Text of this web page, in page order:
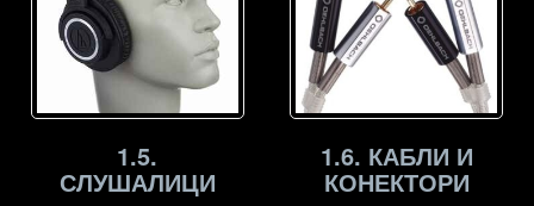
1.5.
СЛУШАЛИЦИ
1.6. КАБЛИ И
КОНЕКТОРИ